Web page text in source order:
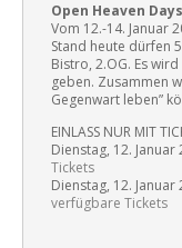
Open Heaven Days
Vom 12.-14. Januar
Stand heute dürfen
Bistro, 2.OG. Es
geben. Zusammen
Gegenwart leben”
EINLASS NUR MIT
Dienstag, 12. Januar
Tickets
Dienstag, 12.
verfügbare Tickets